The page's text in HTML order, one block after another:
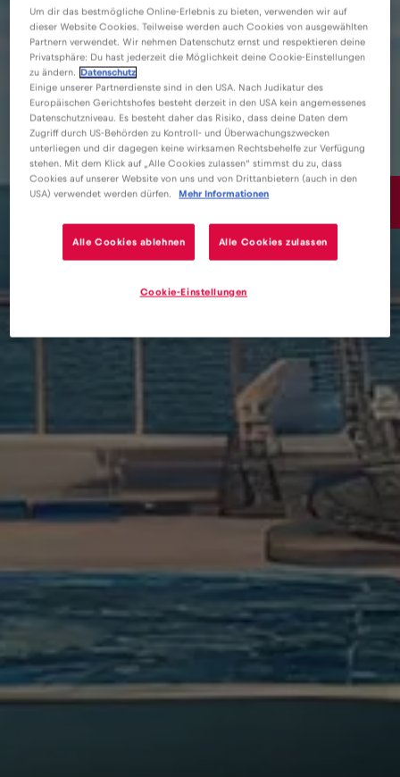
15€
Um dir das bestmögliche Online-Erlebnis zu bieten, verwenden wir auf
dieser Website Cookies. Teilweise werden auch Cookies von ausgewählten
Partnern verwendet. Wir nehmen Datenschutz ernst und respektieren deine
Privatsphäre: Du hast jederzeit die Möglichkeit deine Cookie-Einstellungen
zu ändern.
Datenschutz
Einige unserer Partnerdienste sind in den USA. Nach Judikatur des
Europäischen Gerichtshofes besteht derzeit in den USA kein angemessenes
Datenschutzniveau. Es besteht daher das Risiko, dass deine Daten dem
Zugriff durch US-Behörden zu Kontroll- und Überwachungszwecken
unterliegen und dir dagegen keine wirksamen Rechtsbehelfe zur Verfügung
stehen. Mit dem Klick auf „Alle Cookies zulassen“ stimmst du zu, dass
Cookies auf unserer Website von uns und von Drittanbietern (auch in den
USA) verwendet werden dürfen.
Mehr Informationen
Alle Cookies ablehnen Alle Cookies zulassen
Cookie-Einstellungen